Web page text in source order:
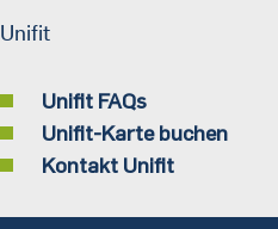
Unifit
Unifit FAQs
Unifit-Karte buchen
Kontakt Unifit